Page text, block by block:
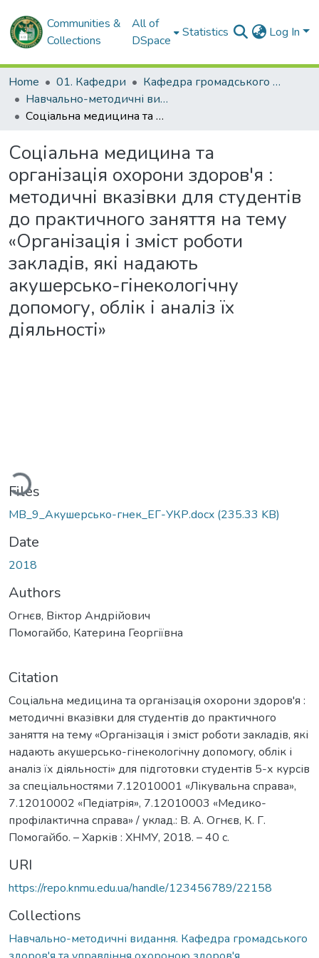
Communities &
Collections
All of
DSpace
Statistics Log In
Home 01. Кафедри
Кафедра громадського здоров'я та управління охороною здоров'я
Навчально-методичні видання. Кафедра громадського здоров'я та управління охороною здоров'я
Соціальна медицина та організація охорони здоров'я : методичні вказівки для студентів до практичного заняття на тему «Організація і зміст роботи закладів, які надають акушерсько-гінекологічну допомогу, облік і аналіз їх діяльності»
Соціальна медицина та
організація охорони здоров'я :
методичні вказівки для студентів
до практичного заняття на тему
«Організація і зміст роботи
закладів, які надають
акушерсько-гінекологічну
допомогу, облік і аналіз їх
діяльності»
Files
МВ_9_Акушерсько-гнек_ЕГ-УКР.docx (235.33 KB)
Date
2018
Authors
Огнєв, Віктор Андрійович
Помогайбо, Катерина Георгіївна
Citation
Соціальна медицина та організація охорони здоров'я :
методичні вказівки для студентів до практичного
заняття на тему «Організація і зміст роботи закладів, які
надають акушерсько-гінекологічну допомогу, облік і
аналіз їх діяльності» для підготовки студентів 5-х курсів
за спеціальностями 7.12010001 «Лікувальна справа»,
7.12010002 «Педіатрія», 7.12010003 «Медико-
профілактична справа» / уклад.: В. А. Огнєв, К. Г.
Помогайбо. – Харків : ХНМУ, 2018. – 40 с.
URI
https://repo.knmu.edu.ua/handle/123456789/22158
Collections
Навчально-методичні видання. Кафедра громадського